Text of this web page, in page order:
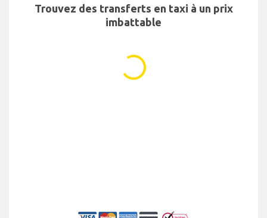
Trouvez des transferts en taxi à un prix
imbattable
...